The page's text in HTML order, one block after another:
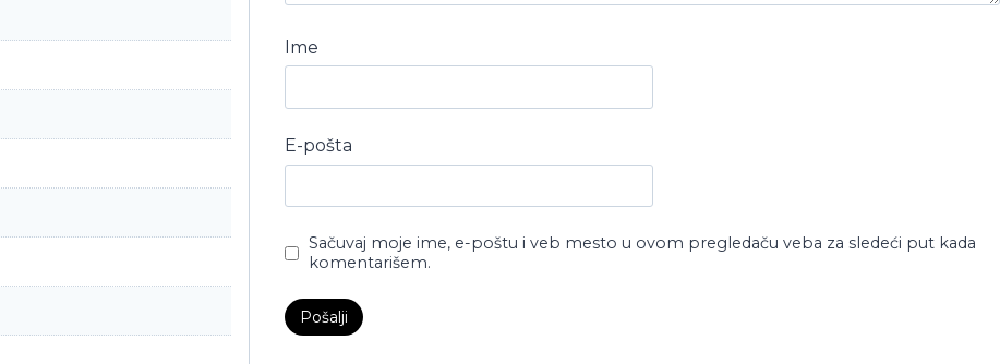
Ime
E-pošta
Sačuvaj moje ime, e-poštu i veb mesto u ovom pregledaču veba za sledeći put kada
komentarišem.